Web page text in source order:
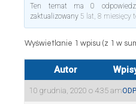
Ten temat ma 0
zaktualizowany 5 lat, 8 miesięcy
Wyświetlanie 1 wpisu (z 1 w
Autor
10 grudnia, 2020 o 4:35 am